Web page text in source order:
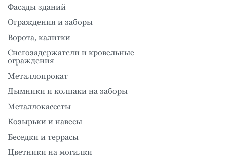
Фасады зданий
Ограждения и заборы
Ворота, калитки
Снегозадержатели и кровельные
ограждения
Металлопрокат
Дымники и колпаки на заборы
Металлокассеты
Козырьки и навесы
Беседки и террасы
Цветники на могилки